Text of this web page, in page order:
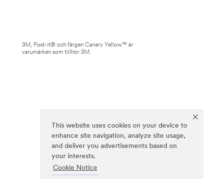
This website uses cookies on your device to
enhance site navigation, analyze site usage,
and deliver you advertisements based on
your interests.
Cookie Notice
3M, Post-it® och färgen Canary Yellow™ är
varumärken som tillhör 3M.